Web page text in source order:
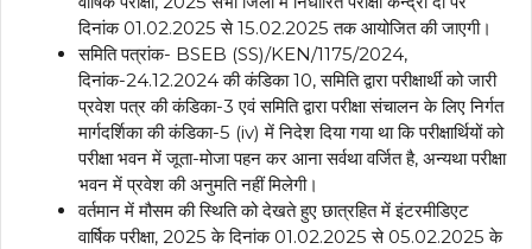
दिनांक 01.02.2025 से 15.02.2025 तक आयोजित की जाएगी।
समिति पत्रांक- BSEB (SS)/KEN/1175/2024,
दिनांक-24.12.2024 की कंडिका 10, समिति द्वारा परीक्षार्थी को जारी
प्रवेश पत्र की कंडिका-3 एवं समिति द्वारा परीक्षा संचालन के लिए निर्गत
मार्गदर्शिका की कंडिका-5 (iv) में निदेश दिया गया था कि परीक्षार्थियों को
परीक्षा भवन में जूता-मोजा पहन कर आना सर्वथा वर्जित है, अन्यथा परीक्षा
भवन में प्रवेश की अनुमति नहीं मिलेगी।
वर्तमान में मौसम की स्थिति को देखते हुए छात्रहित में इंटरमीडिएट
वार्षिक परीक्षा, 2025 के दिनांक 01.02.2025 से 05.02.2025 के